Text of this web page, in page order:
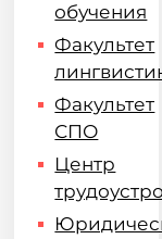
обучения
Факультет
Факультет
СПО
Центр